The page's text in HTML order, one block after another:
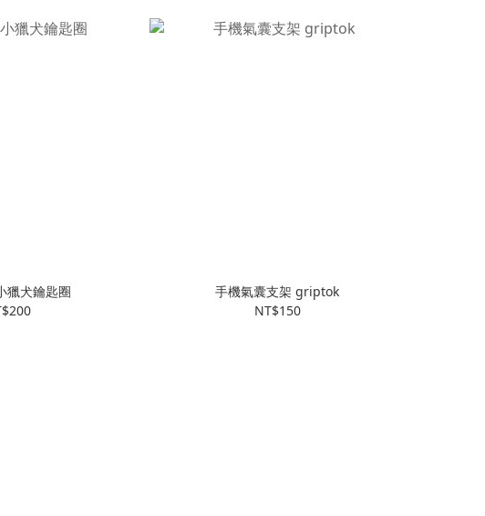
獵犬鑰匙圈
手機氣囊支架 griptok
NT$150